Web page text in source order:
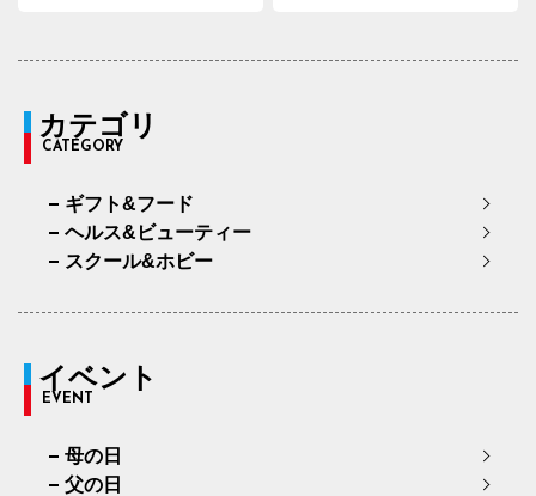
カテゴリ
CATEGORY
ギフト&フード
ヘルス&ビューティー
スクール&ホビー
イベント
EVENT
母の日
父の日